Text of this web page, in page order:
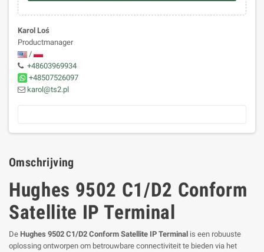
Karol Loś
Productmanager
/
+48603969934
+48507526097
karol@ts2.pl
Omschrijving
Hughes 9502 C1/D2 Conform
Satellite IP Terminal
De Hughes 9502 C1/D2 Conform Satellite IP Terminal is een robuuste
oplossing ontworpen om betrouwbare connectiviteit te bieden via het